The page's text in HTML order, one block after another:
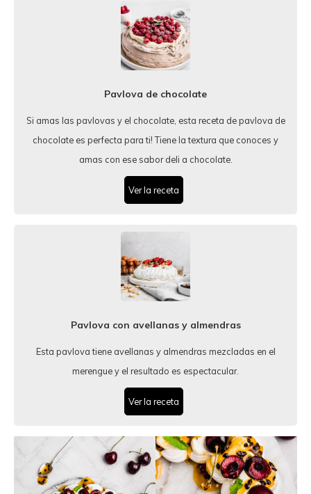
Pavlova de chocolate
Si amas las pavlovas y el chocolate, esta receta de pavlova de
chocolate es perfecta para ti! Tiene la textura que conoces y
amas con ese sabor deli a chocolate.
Ver la receta
Pavlova con avellanas y almendras
Esta pavlova tiene avellanas y almendras mezcladas en el
merengue y el resultado es espectacular.
Ver la receta